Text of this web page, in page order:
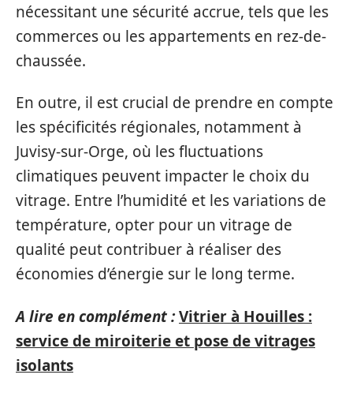
nécessitant une sécurité accrue, tels que les
commerces ou les appartements en rez-de-
chaussée.
En outre, il est crucial de prendre en compte
les spécificités régionales, notamment à
Juvisy-sur-Orge, où les fluctuations
climatiques peuvent impacter le choix du
vitrage. Entre l’humidité et les variations de
température, opter pour un vitrage de
qualité peut contribuer à réaliser des
économies d’énergie sur le long terme.
A lire en complément :Vitrier à Houilles :
service de miroiterie et pose de vitrages
isolants